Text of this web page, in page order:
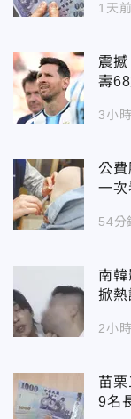
1天前
震
壽68
3小
公
一次
54分
南
掀熱
2小
苗
9名